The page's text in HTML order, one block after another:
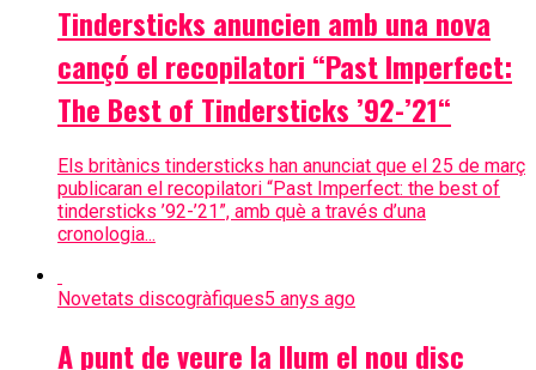
Tindersticks anuncien amb una nova
cançó el recopilatori “Past Imperfect:
The Best of Tindersticks ’92-’21“
Els britànics tindersticks han anunciat que el 25 de març
publicaran el recopilatori “Past Imperfect: the best of
tindersticks ’92-’21”, amb què a través d’una
cronologia...
Novetats discogràfiques5 anys ago
A punt de veure la llum el nou disc